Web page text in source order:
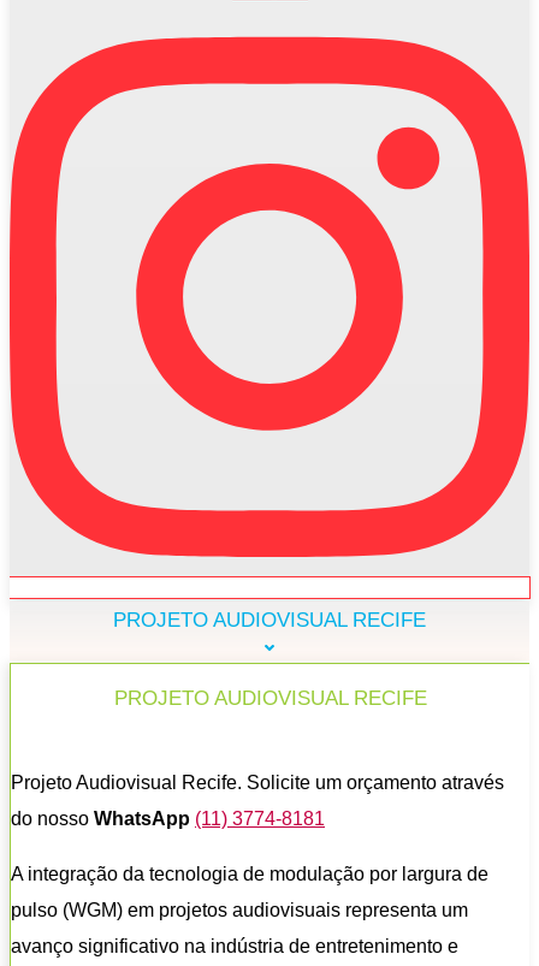
PROJETO AUDIOVISUAL RECIFE
PROJETO AUDIOVISUAL RECIFE
Projeto Audiovisual Recife. Solicite um orçamento através
do nosso WhatsApp (11) 3774-8181
A integração da tecnologia de modulação por largura de
pulso (WGM) em projetos audiovisuais representa um
avanço significativo na indústria de entretenimento e